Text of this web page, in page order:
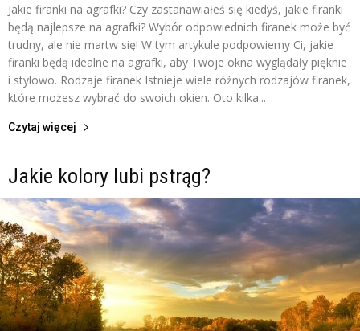
Jakie firanki na agrafki? Czy zastanawiałeś się kiedyś, jakie firanki
będą najlepsze na agrafki? Wybór odpowiednich firanek może być
trudny, ale nie martw się! W tym artykule podpowiemy Ci, jakie
firanki będą idealne na agrafki, aby Twoje okna wyglądały pięknie
i stylowo. Rodzaje firanek Istnieje wiele różnych rodzajów firanek,
które możesz wybrać do swoich okien. Oto kilka...
Czytaj więcej
Jakie kolory lubi pstrąg?